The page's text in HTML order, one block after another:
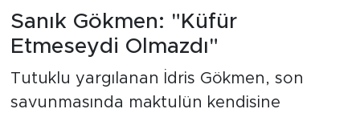
Sanık Gökmen: "Küfür
Etmeseydi Olmazdı"
Tutuklu yargılanan İdris Gökmen, son
savunmasında maktulün kendisine